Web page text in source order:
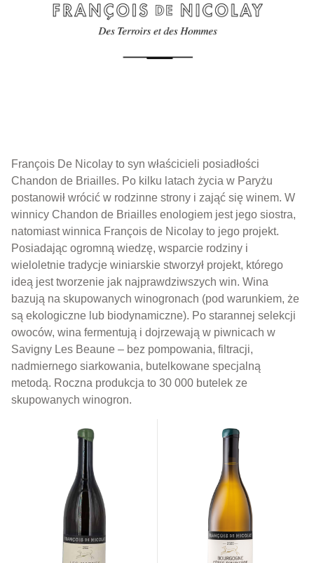
François De Nicolay to syn właścicieli posiadłości
Chandon de Briailles. Po kilku latach życia w Paryżu
postanowił wrócić w rodzinne strony i zająć się winem. W
winnicy Chandon de Briailles enologiem jest jego siostra,
natomiast winnica François de Nicolay to jego projekt.
Posiadając ogromną wiedzę, wsparcie rodziny i
wieloletnie tradycje winiarskie stworzył projekt, którego
ideą jest tworzenie jak najprawdziwszych win. Wina
bazują na skupowanych winogronach (pod warunkiem, że
są ekologiczne lub biodynamiczne). Po starannej selekcji
owoców, wina fermentują i dojrzewają w piwnicach w
Savigny Les Beaune – bez pompowania, filtracji,
nadmiernego siarkowania, butelkowane specjalną
metodą. Roczna produkcja to 30 000 butelek ze
skupowanych winogron.